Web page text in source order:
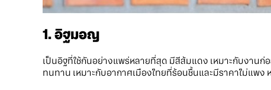
1. อิฐมอญ
เป็นอิฐที่ใช้กันอย่างแพร่หลายที่สุด มีสีส้มแดง เหมาะกับงาน
ทนทาน เหมาะกับอากาศเมืองไทยที่ร้อนชื้นและมีราคาไม่แพง